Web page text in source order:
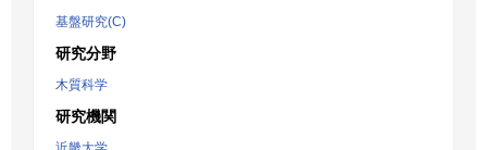
基盤研究(C)
研究分野
木質科学
研究機関